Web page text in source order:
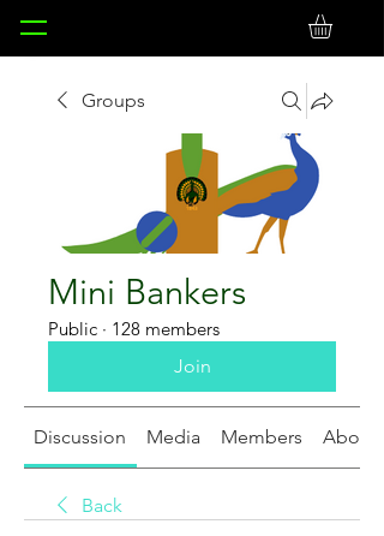
Groups
Mini Bankers
Public · 128 members
Join
Discussion Media Members About
Back